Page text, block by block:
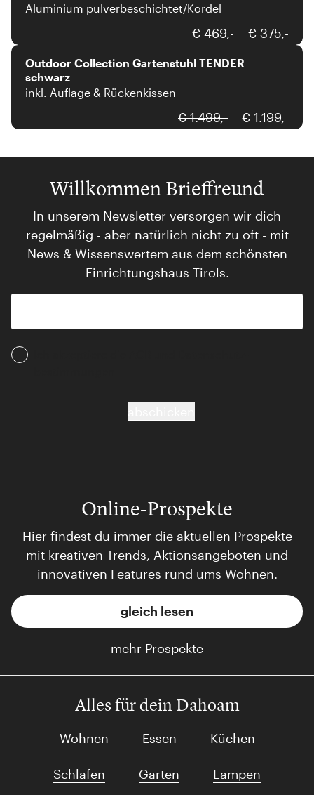
Aluminium pulverbeschichtet/Kordel
€ 469,- € 375,-
outdoor collection
Outdoor Collection Gartenstuhl TENDER
schwarz
inkl. Auflage & Rückenkissen
€ 1.499,- € 1.199,-
Willkommen Brieffreund
In unserem Newsletter versorgen wir dich
regelmäßig - aber natürlich nicht zu oft - mit
News & Wissenswertem aus dem schönsten
Einrichtungshaus Tirols.
Online-Prospekte
Hier findest du immer die aktuellen Prospekte
mit kreativen Trends, Aktionsangeboten und
innovativen Features rund ums Wohnen.
gleich lesen
mehr Prospekte
Alles für dein Dahoam
Wohnen Essen Küchen
Schlafen Garten Lampen